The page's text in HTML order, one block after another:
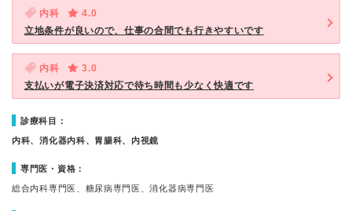
内科
4.0
立地条件が良いので、仕事の合間でも行きやすいです
内科
3.0
支払いが電子決済対応で待ち時間も少なく快適です
診療科目：
内科、消化器内科、胃腸科、内視鏡
専門医・資格：
総合内科専門医、糖尿病専門医、消化器病専門医